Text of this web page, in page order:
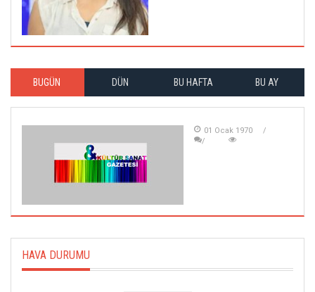
BUGÜN DÜN BU HAFTA BU AY
01 Ocak 1970
HAVA DURUMU